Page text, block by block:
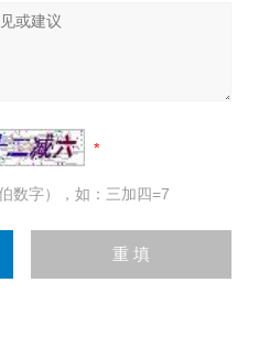
数字），如：三加四=7